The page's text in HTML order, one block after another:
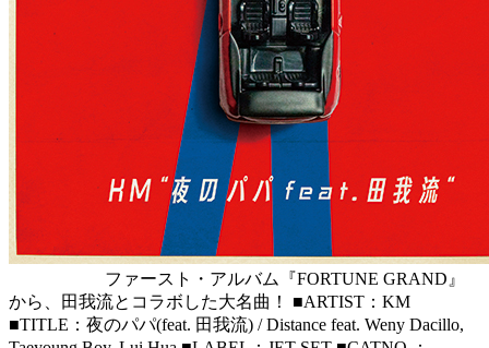
ファースト・アルバム『FORTUNE GRAND』
から、田我流とコラボした大名曲！ ■ARTIST：KM
■TITLE：夜のパパ(feat. 田我流) / Distance feat. Weny Dacillo,